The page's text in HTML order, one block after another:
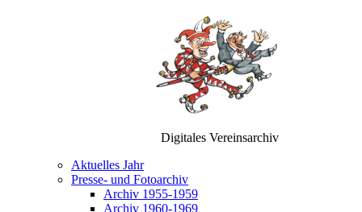
Digitales Vereinsarchiv
Aktuelles Jahr
Presse- und Fotoarchiv
Archiv 1955-1959
Archiv 1960-1969